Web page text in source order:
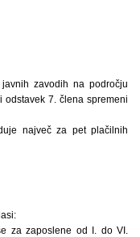
zavodih na področju
odstavek 7. člena spremeni
največ za pet plačilnih
za zaposlene od I. do VI.